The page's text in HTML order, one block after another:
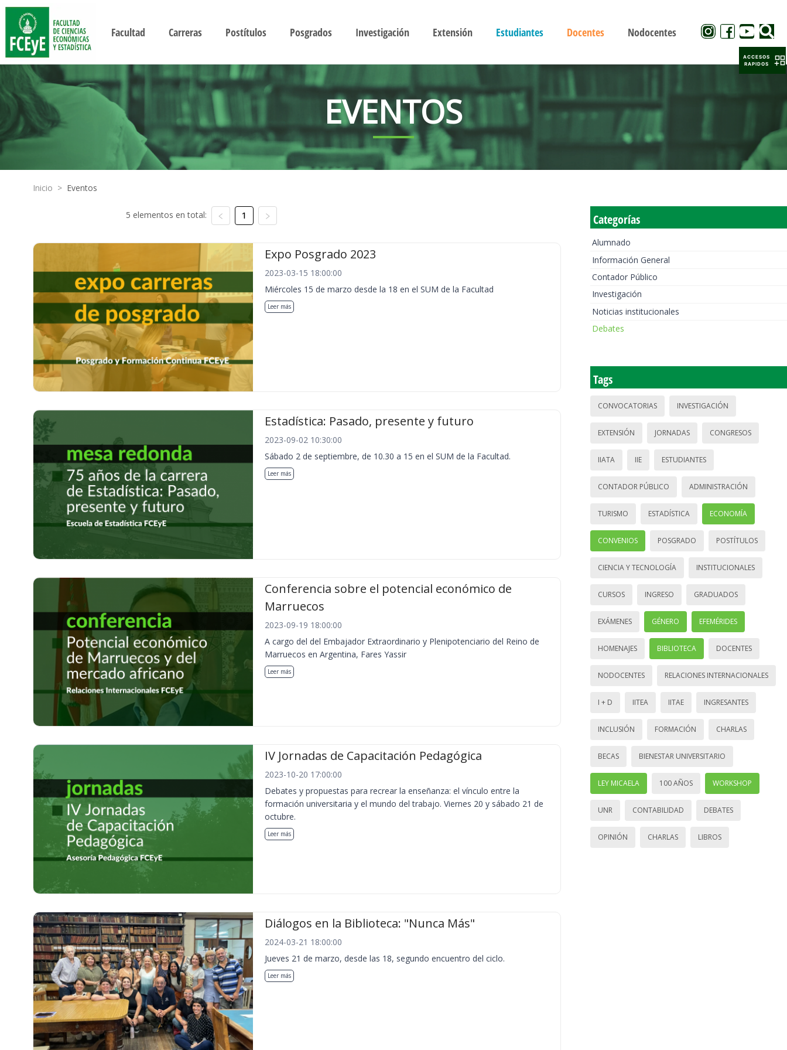
Facultad Carreras Postítulos Posgrados Investigación Extensión Estudiantes Docentes Nodocentes
EVENTOS
Inicio > Eventos
5 elementos en total: 1
Expo Posgrado 2023
2023-03-15 18:00:00
Miércoles 15 de marzo desde la 18 en el SUM de la Facultad
Leer más
Estadística: Pasado, presente y futuro
2023-09-02 10:30:00
Sábado 2 de septiembre, de 10.30 a 15 en el SUM de la Facultad.
Leer más
Conferencia sobre el potencial económico de
Marruecos
2023-09-19 18:00:00
A cargo del del Embajador Extraordinario y Plenipotenciario del Reino de
Marruecos en Argentina, Fares Yassir
Leer más
IV Jornadas de Capacitación Pedagógica
2023-10-20 17:00:00
Debates y propuestas para recrear la enseñanza: el vínculo entre la
formación universitaria y el mundo del trabajo. Viernes 20 y sábado 21 de
octubre.
Leer más
Diálogos en la Biblioteca: "Nunca Más"
2024-03-21 18:00:00
Jueves 21 de marzo, desde las 18, segundo encuentro del ciclo.
Leer más
Categorías
Alumnado
Información General
Contador Público
Investigación
Noticias institucionales
Debates
Tags
CONVOCATORIAS INVESTIGACIÓN
EXTENSIÓN JORNADAS CONGRESOS
IIATA IIE ESTUDIANTES
CONTADOR PÚBLICO ADMINISTRACIÓN
TURISMO ESTADÍSTICA ECONOMÍA
CONVENIOS POSGRADO POSTÍTULOS
CIENCIA Y TECNOLOGÍA INSTITUCIONALES
CURSOS INGRESO GRADUADOS
EXÁMENES GÉNERO EFEMÉRIDES
HOMENAJES BIBLIOTECA DOCENTES
NODOCENTES RELACIONES INTERNACIONALES
I + D IITEA IITAE INGRESANTES
INCLUSIÓN FORMACIÓN CHARLAS
BECAS BIENESTAR UNIVERSITARIO
LEY MICAELA 100 AÑOS WORKSHOP
UNR CONTABILIDAD DEBATES
OPINIÓN CHARLAS LIBROS
ACCESOS
RAPIDOS